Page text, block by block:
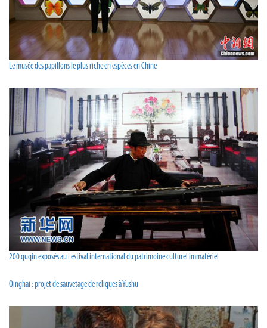
Le musée des papillons le plus riche en espèces en Chine
200 guqin exposés au Festival international du patrimoine culturel immatériel
Qinghai : projet de sauvetage de reliques à Yushu